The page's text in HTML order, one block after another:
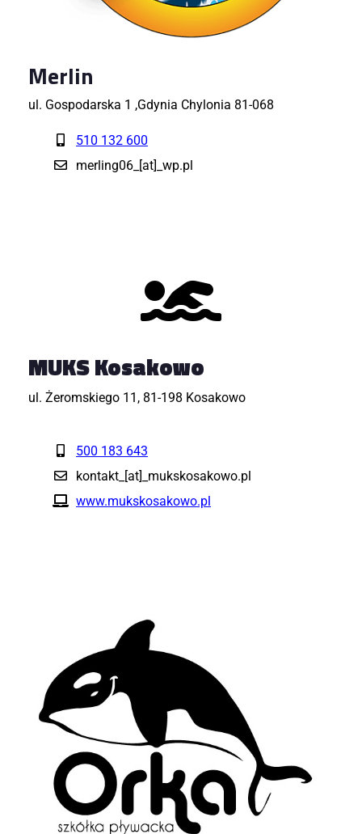
Merlin
ul. Gospodarska 1 ,Gdynia Chylonia 81-068
510 132 600
merling06_[at]_wp.pl
MUKS Kosakowo
ul. Żeromskiego 11, 81-198 Kosakowo
500 183 643
kontakt_[at]_mukskosakowo.pl
www.mukskosakowo.pl